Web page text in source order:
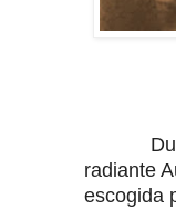
radiante
escogida